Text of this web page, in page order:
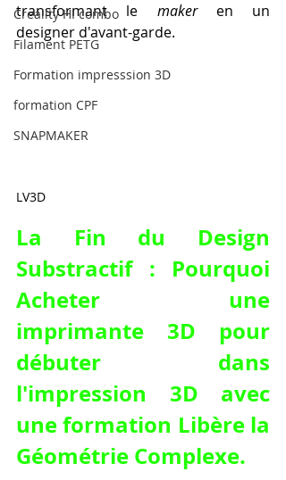
Creality HI combo
Filament PETG
Formation impresssion 3D
formation CPF
SNAPMAKER
transformant le maker en un
designer d'avant-garde.
LV3D
La Fin du Design
Substractif : Pourquoi
Acheter une
imprimante 3D pour
débuter dans
l'impression 3D avec
une formation Libère la
Géométrie Complexe.